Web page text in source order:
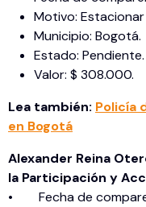
Motivo:
Municipio: Bogotá.
Estado: Pendiente.
Valor: $ 308.000.
Lea también: Policía
en Bogotá
Alexander Reina
la Participación y
• Fecha de